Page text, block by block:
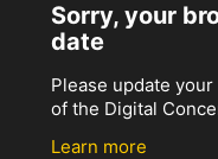
Sorry, your
date
Please update
of the Digital
Learn more